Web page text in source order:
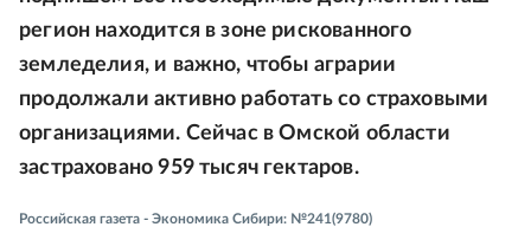
регион находится в зоне рискованного
земледелия, и важно, чтобы аграрии
продолжали активно работать со страховыми
организациями. Сейчас в Омской области
застраховано 959 тысяч гектаров.
Российская газета - Экономика Сибири: №241(9780)